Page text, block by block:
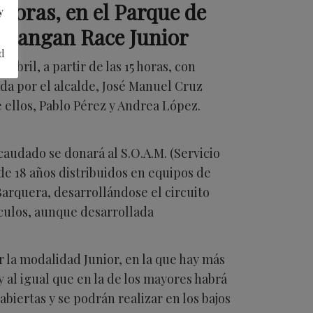
en el Parque de
Race Junior
abril, a partir de las 15 horas, con
por el alcalde, José Manuel Cruz
Pablo Pérez y Andrea López.
se donará al S.O.A.M. (Servicio
18 años distribuidos en equipos de
desarrollándose el circuito
aunque desarrollada
modalidad Junior, en la que hay más
igual que en la de los mayores habrá
y se podrán realizar en los bajos